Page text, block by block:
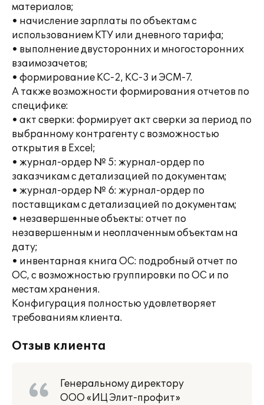
материалов;
• начисление зарплаты по объектам с
использованием КТУ или дневного тарифа;
• выполнение двусторонних и многосторонних
взаимозачетов;
• формирование КС-2, КС-3 и ЭСМ-7.
А также возможности формирования отчетов по
специфике:
• акт сверки: формирует акт сверки за период по
выбранному контрагенту с возможностью
открытия в Excel;
• журнал-ордер № 5: журнал-ордер по
заказчикам с детализацией по документам;
• журнал-ордер № 6: журнал-ордер по
поставщикам с детализацией по документам;
• незавершенные объекты: отчет по
незавершенным и неоплаченным объектам на
дату;
• инвентарная книга ОС: подробный отчет по
ОС, с возможностью группировки по ОС и по
местам хранения.
Конфигурация полностью удовлетворяет
требованиям клиента.
Отзыв клиента
Генеральному директору
ООО «ИЦ Элит-профит»